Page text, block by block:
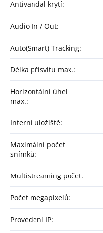
Antivandal krytí:
Audio In / Out:
Auto(Smart) Tracking:
Délka přísvitu max.:
Horizontální úhel
max.:
Interní uložiště:
Maximální počet
snímků:
Multistreaming počet:
Počet megapixelů:
Provedení IP: